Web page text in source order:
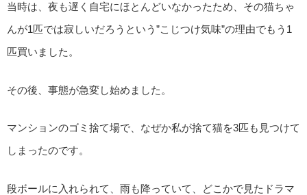
当時は、夜も遅く自宅にほとんどいなかったため、その猫ちゃ
んが1匹では寂しいだろうという”こじつけ気味”の理由でもう1
匹買いました。
その後、事態が急変し始めました。
マンションのゴミ捨て場で、なぜか私が捨て猫を3匹も見つけて
しまったのです。
段ボールに入れられて、雨も降っていて、どこかで見たドラマ